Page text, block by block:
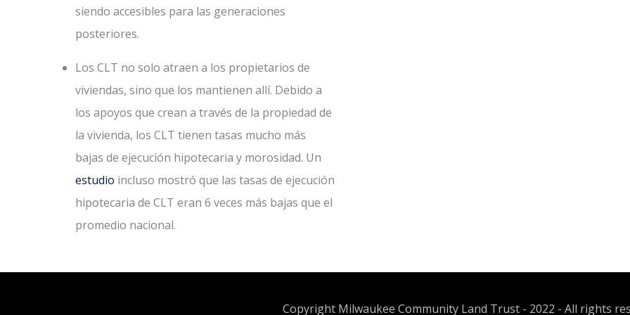
siendo accesibles para las generaciones
posteriores.
Los CLT no solo atraen a los propietarios de
viviendas, sino que los mantienen allí. Debido a
los apoyos que crean a través de la propiedad de
la vivienda, los CLT tienen tasas mucho más
bajas de ejecución hipotecaria y morosidad. Un
estudio incluso mostró que las tasas de ejecución
hipotecaria de CLT eran 6 veces más bajas que el
promedio nacional.
Copyright Milwaukee Community Land Trust - 2022 - All rights